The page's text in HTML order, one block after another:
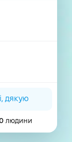
дякую
людини